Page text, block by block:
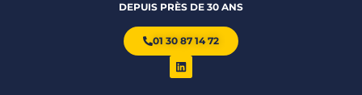
DEPUIS PRÈS DE 30 ANS
01 30 87 14 72